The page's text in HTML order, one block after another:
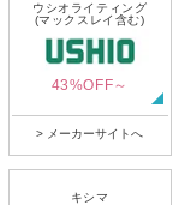
ウシオライティング
(マックスレイ含む)
43%OFF～
> メーカーサイトへ
キシマ